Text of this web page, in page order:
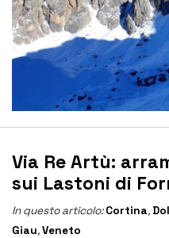
Via Re Artù:
sui Lastoni di
In questo articolo:Cortina,
Giau,Veneto